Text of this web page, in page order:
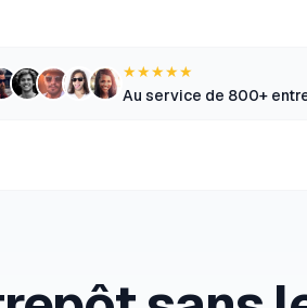
★★★★★
Au service de 800+